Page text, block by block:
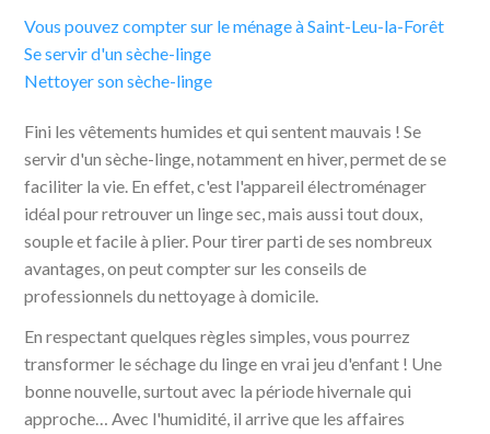
Vous pouvez compter sur le ménage à Saint-Leu-la-Forêt
Se servir d'un sèche-linge
Nettoyer son sèche-linge
Fini les vêtements humides et qui sentent mauvais ! Se
servir d'un sèche-linge, notamment en hiver, permet de se
faciliter la vie. En effet, c'est l'appareil électroménager
idéal pour retrouver un linge sec, mais aussi tout doux,
souple et facile à plier. Pour tirer parti de ses nombreux
avantages, on peut compter sur les conseils de
professionnels du nettoyage à domicile.
En respectant quelques règles simples, vous pourrez
transformer le séchage du linge en vrai jeu d'enfant ! Une
bonne nouvelle, surtout avec la période hivernale qui
approche… Avec l'humidité, il arrive que les affaires